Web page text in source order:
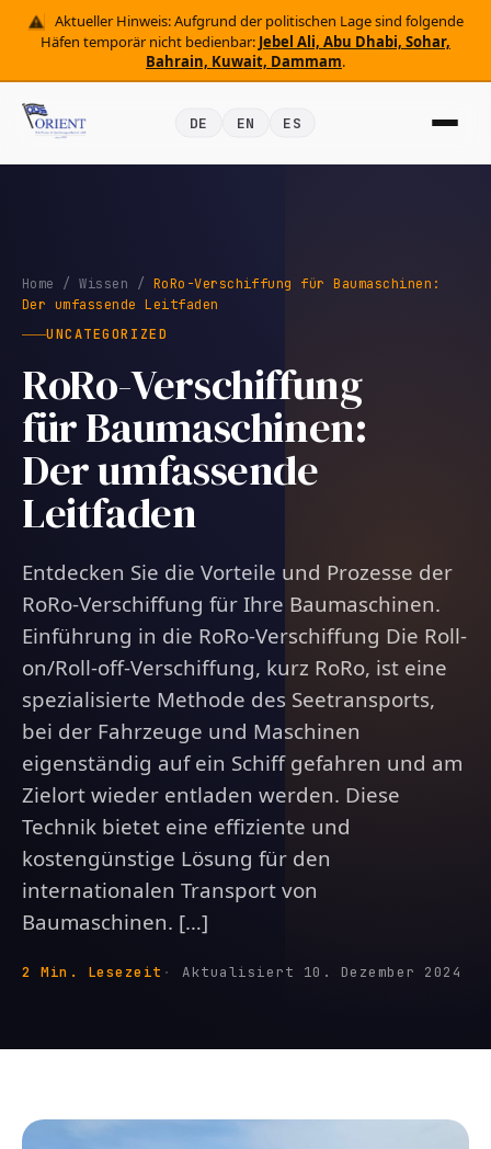
Aktueller Hinweis: Aufgrund der politischen Lage sind folgende
Häfen temporär nicht bedienbar: Jebel Ali, Abu Dhabi, Sohar,
Bahrain, Kuwait, Dammam.
DE EN ES
Home /Wissen / RoRo-Verschiffung für Baumaschinen:
Der umfassende Leitfaden
UNCATEGORIZED
RoRo-Verschiffung
für Baumaschinen:
Der umfassende
Leitfaden
Entdecken Sie die Vorteile und Prozesse der
RoRo-Verschiffung für Ihre Baumaschinen.
Einführung in die RoRo-Verschiffung Die Roll-
on/Roll-off-Verschiffung, kurz RoRo, ist eine
spezialisierte Methode des Seetransports,
bei der Fahrzeuge und Maschinen
eigenständig auf ein Schiff gefahren und am
Zielort wieder entladen werden. Diese
Technik bietet eine effiziente und
kostengünstige Lösung für den
internationalen Transport von
Baumaschinen. […]
2 Min. Lesezeit Aktualisiert 10. Dezember 2024